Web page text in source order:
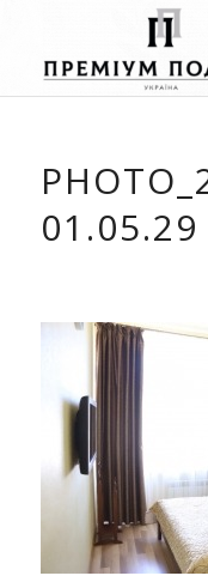
01.05.29